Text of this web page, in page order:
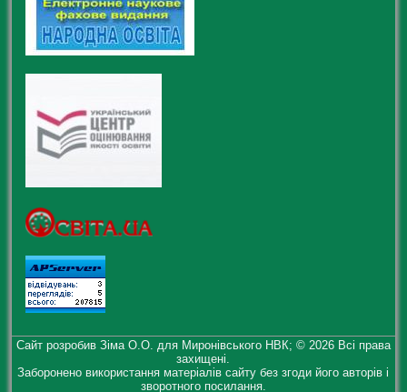
Сайт розробив Зіма О.О. для Миронівського НВК; © 2026 Всі права
захищені.
Заборонено використання матеріалів сайту без згоди його авторів і
зворотного посилання.